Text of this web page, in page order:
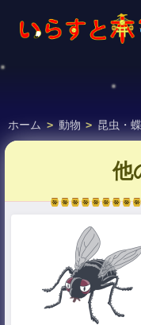
ホーム > 動物 > 昆虫・
他